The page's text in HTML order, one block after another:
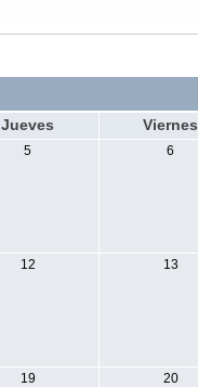
Jueves Viernes
5 6
12 13
19 20